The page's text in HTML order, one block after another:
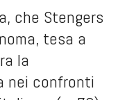
che Stengers
tesa a
la
nei confronti